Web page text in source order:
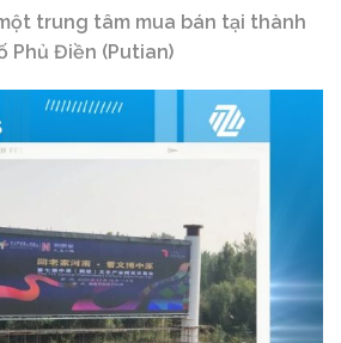
trung tâm mua bán tại thành
Phủ Điền (Putian)